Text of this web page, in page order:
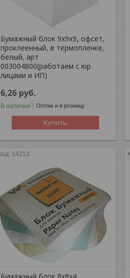
Бумажный блок 9х9х9, офсет,
проклеенный, в термопленке,
белый, арт
003004800(работаем с юр
лицами и ИП)
6,26 руб.
В наличии Оптом и в розницу
Купить
14213